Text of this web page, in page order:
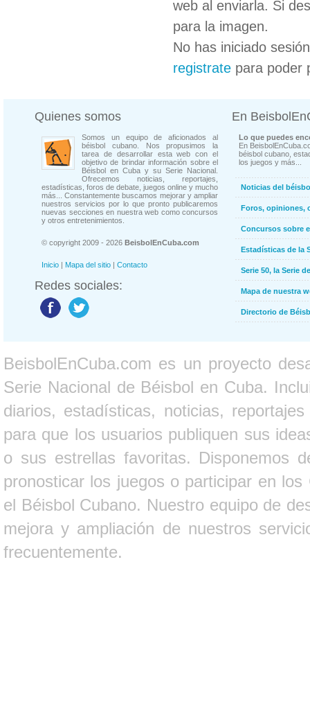
web al enviarla. Si
para la imagen.
No has iniciado
registrate para poder
Quienes somos
Somos un equipo de aficionados al
béisbol cubano. Nos propusimos la
tarea de desarrollar esta web con el
objetivo de brindar información sobre el
Béisbol en Cuba y su Serie Nacional.
Ofrecemos noticias, reportajes,
estadísticas, foros de debate, juegos online y mucho
más... Constantemente buscamos mejorar y ampliar
nuestros servicios por lo que pronto publicaremos
nuevas secciones en nuestra web como concursos
y otros entretenimientos.
© copyright 2009 - 2026 BeisbolEnCuba.com
Inicio | Mapa del sitio | Contacto
Redes sociales:
En
Lo que puedes
En
béisbol cubano,
los juegos y más...
Noticias del
Foros, opiniones,
Concursos sobre
Estadísticas de la
Serie 50, la Serie
Mapa de nuestra
Directorio de
BeisbolEnCuba.com es un proyecto
Serie Nacional de Béisbol en Cuba.
diarios, estadísticas, noticias,
para que los usuarios publiquen sus
o sus estrellas favoritas. Disponemos
pronosticar los juegos o participar en
el Béisbol Cubano. Nuestro equipo de
mejora y ampliación de nuestros
frecuentemente.